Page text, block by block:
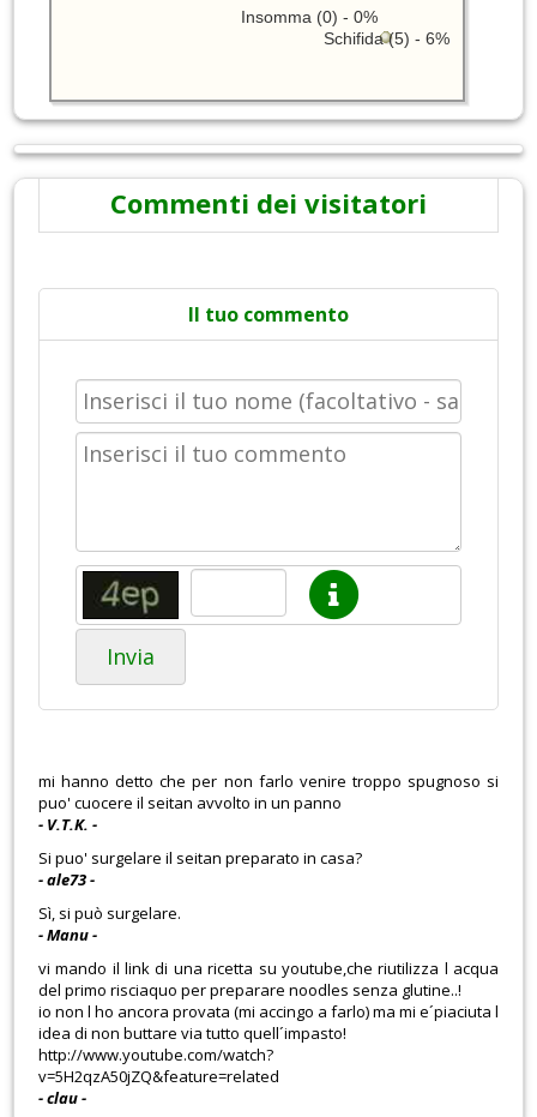
Schifida (5) - 6%
Insomma (0) - 0%
Commenti dei visitatori
Il tuo commento
Invia
mi hanno detto che per non farlo venire troppo spugnoso si
puo' cuocere il seitan avvolto in un panno
- V.T.K. -
Si puo' surgelare il seitan preparato in casa?
- ale73 -
Sì, si può surgelare.
- Manu -
vi mando il link di una ricetta su youtube,che riutilizza l acqua
del primo risciaquo per preparare noodles senza glutine..!
io non l ho ancora provata (mi accingo a farlo) ma mi e´piaciuta l
idea di non buttare via tutto quell´impasto!
http://www.youtube.com/watch?
v=5H2qzA50jZQ&feature=related
- clau -